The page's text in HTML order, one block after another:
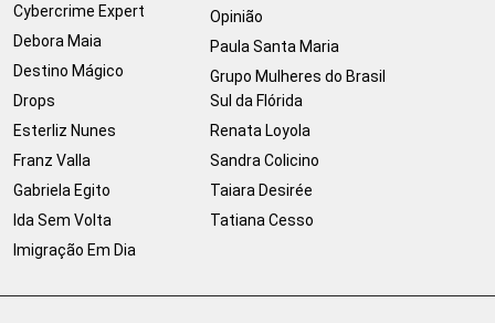
Cybercrime Expert
Debora Maia
Destino Mágico
Drops
Esterliz Nunes
Franz Valla
Gabriela Egito
Ida Sem Volta
Imigração Em Dia
Opinião
Paula Santa Maria
Grupo Mulheres do Brasil
Sul da Flórida
Renata Loyola
Sandra Colicino
Taiara Desirée
Tatiana Cesso